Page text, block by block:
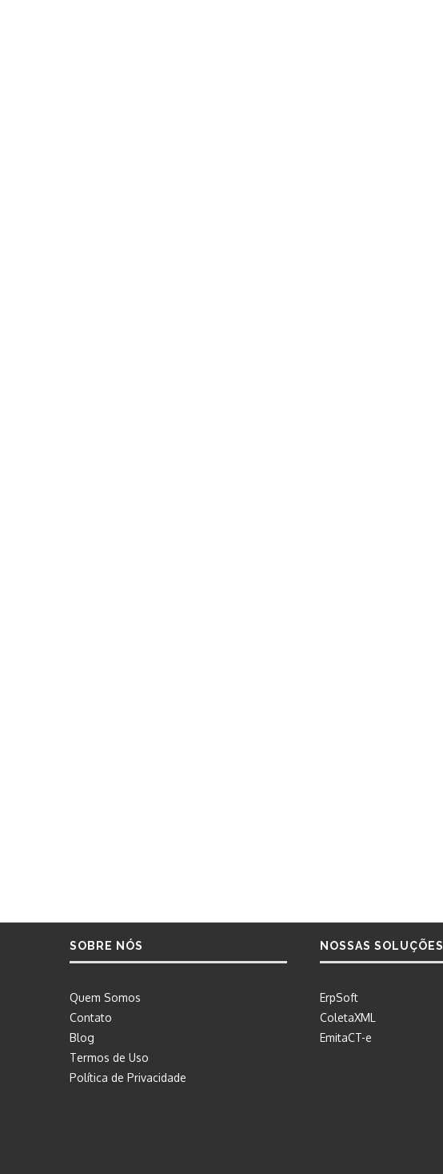
SOBRE NÓS
Quem Somos
Contato
Blog
Termos de Uso
Política de Privacidade
NOSSAS SOLUÇÕES
ErpSoft
ColetaXML
EmitaCT-e